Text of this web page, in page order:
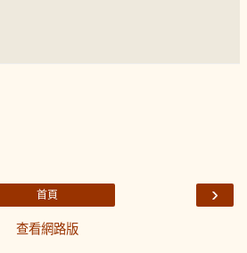
›
首頁
查看網路版